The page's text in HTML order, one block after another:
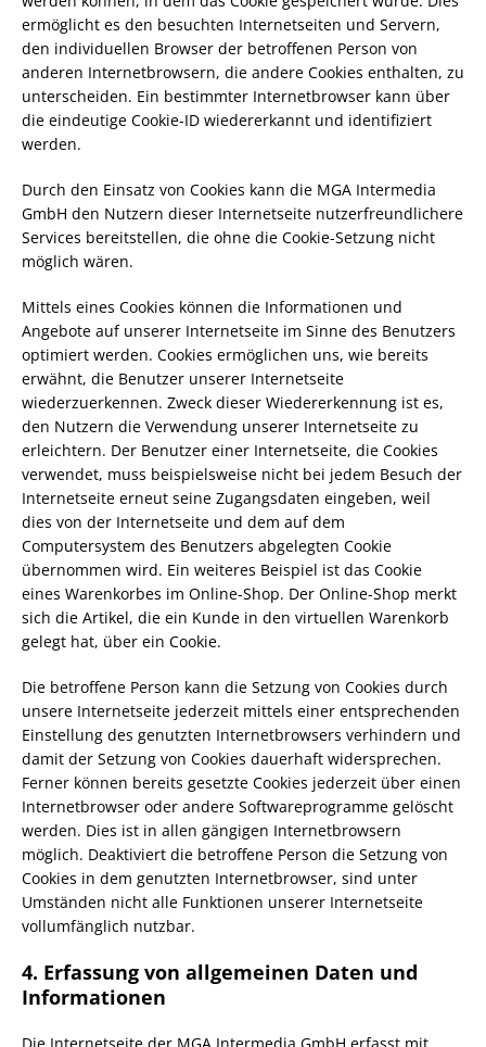
ermöglicht es den besuchten Internetseiten und Servern,
den individuellen Browser der betroffenen Person von
anderen Internetbrowsern, die andere Cookies enthalten, zu
unterscheiden. Ein bestimmter Internetbrowser kann über
die eindeutige Cookie-ID wiedererkannt und identifiziert
werden.
Durch den Einsatz von Cookies kann die MGA Intermedia
GmbH den Nutzern dieser Internetseite nutzerfreundlichere
Services bereitstellen, die ohne die Cookie-Setzung nicht
möglich wären.
Mittels eines Cookies können die Informationen und
Angebote auf unserer Internetseite im Sinne des Benutzers
optimiert werden. Cookies ermöglichen uns, wie bereits
erwähnt, die Benutzer unserer Internetseite
wiederzuerkennen. Zweck dieser Wiedererkennung ist es,
den Nutzern die Verwendung unserer Internetseite zu
erleichtern. Der Benutzer einer Internetseite, die Cookies
verwendet, muss beispielsweise nicht bei jedem Besuch der
Internetseite erneut seine Zugangsdaten eingeben, weil
dies von der Internetseite und dem auf dem
Computersystem des Benutzers abgelegten Cookie
übernommen wird. Ein weiteres Beispiel ist das Cookie
eines Warenkorbes im Online-Shop. Der Online-Shop merkt
sich die Artikel, die ein Kunde in den virtuellen Warenkorb
gelegt hat, über ein Cookie.
Die betroffene Person kann die Setzung von Cookies durch
unsere Internetseite jederzeit mittels einer entsprechenden
Einstellung des genutzten Internetbrowsers verhindern und
damit der Setzung von Cookies dauerhaft widersprechen.
Ferner können bereits gesetzte Cookies jederzeit über einen
Internetbrowser oder andere Softwareprogramme gelöscht
werden. Dies ist in allen gängigen Internetbrowsern
möglich. Deaktiviert die betroffene Person die Setzung von
Cookies in dem genutzten Internetbrowser, sind unter
Umständen nicht alle Funktionen unserer Internetseite
vollumfänglich nutzbar.
4. Erfassung von allgemeinen Daten und
Informationen